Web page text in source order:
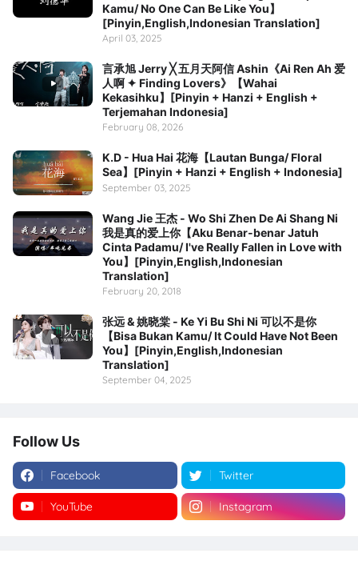
Kamu/ No One Can Be Like You】
[Pinyin,English,Indonesian Translation]
April 03, 2025
言承旭 Jerry ╳ 五月天阿信 Ashin《Ai Ren Ah 爱
人啊 ✦ Finding Lovers》【Wahai
Kekasihku】[Pinyin + Hanzi + English +
Terjemahan Indonesia]
February 08, 2026
K.D - Hua Hai 花海【Lautan Bunga/ Floral
Sea】[Pinyin + Hanzi + English + Indonesia]
September 03, 2025
Wang Jie 王杰 - Wo Shi Zhen De Ai Shang Ni
我是真的爱上你【Aku Benar-benar Jatuh
Cinta Padamu/ I've Really Fallen in Love with
You】[Pinyin,English,Indonesian
Translation]
February 20, 2018
张远 & 姚晓棠 - Ke Yi Bu Shi Ni 可以不是你
【Bisa Bukan Kamu/ It Could Have Not Been
You】[Pinyin,English,Indonesian
Translation]
September 04, 2025
Follow Us
Facebook Twitter
YouTube Instagram